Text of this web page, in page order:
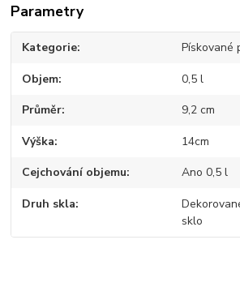
Parametry
Kategorie Pískované
Objem 0,5 l
Průměr 9,2 cm
Výška 14cm
Cejchování objemu Ano 0,5 l
Druh skla
sklo